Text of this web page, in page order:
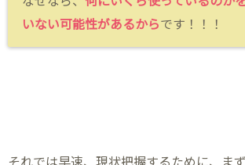
いない可能性があるからです！！！
それでは早速、現状把握するために、ま